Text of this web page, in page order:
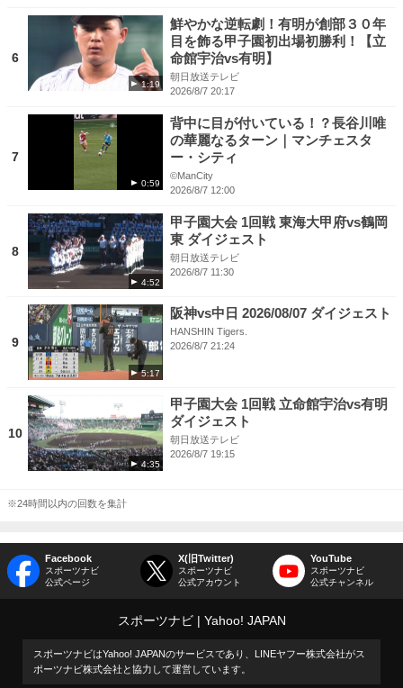
6
1:19
鮮やかな逆転劇！有明が創部３０年
目を飾る甲子園初出場初勝利！【立
命館宇治vs有明】
朝日放送テレビ
2026/8/7 20:17
7
0:59
背中に目が付いている！？長谷川唯
の華麗なるターン｜マンチェスタ
ー・シティ
©ManCity
2026/8/7 12:00
8
4:52
甲子園大会 1回戦 東海大甲府vs鶴岡
東 ダイジェスト
朝日放送テレビ
2026/8/7 11:30
9
5:17
阪神vs中日 2026/08/07 ダイジェスト
HANSHIN Tigers.
2026/8/7 21:24
10
4:35
甲子園大会 1回戦 立命館宇治vs有明
ダイジェスト
朝日放送テレビ
2026/8/7 19:15
※24時間以内の回数を集計
Facebook
スポーツナビ
公式ページ
X(旧Twitter)
スポーツナビ
公式アカウント
YouTube
スポーツナビ
公式チャンネル
スポーツナビ Yahoo! JAPAN
スポーツナビはYahoo! JAPANのサービスであり、LINEヤフー株式会社がス
ポーツナビ株式会社と協力して運営しています。